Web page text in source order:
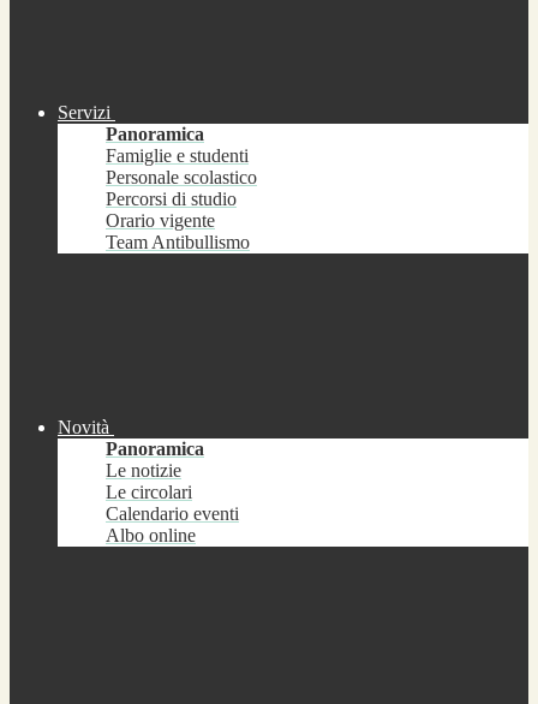
Servizi
Panoramica
Famiglie e studenti
Personale scolastico
Percorsi di studio
Orario vigente
Team Antibullismo
Novità
Panoramica
Le notizie
Le circolari
Calendario eventi
Albo online